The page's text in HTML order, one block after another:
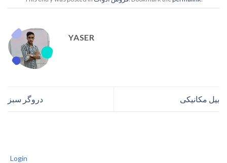
YASER
دروگر سبز بیل مکانیکی
Login